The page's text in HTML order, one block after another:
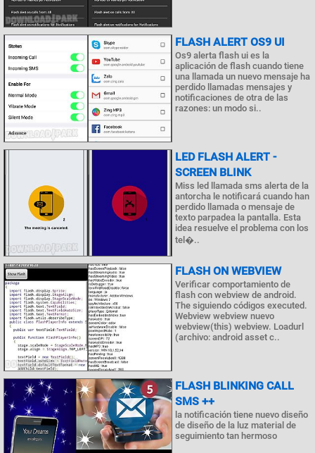
FLASH ALERT OS9 UI
Os9 alerta flash ui es la
aplicación de flash cuando tiene
una llamada un nuevo mensaje ha
perdido llamadas mensajes y
notificaciones de otra de las
razones: un modo si..
LED FLASH ALERT -
SCREEN BLINK
Miss led llamada sms alerta de la
antorcha le notificará cuando han
perdido llamada o mensaje de
texto parpadea la pantalla. Esta
idea resuelve el problema con los
tel�..
FLASH ON WEBVIEW
Verificar comportamiento de
flash con webview de android.
The siguiendo códigos executed.
Webview webview nuevo
webview(this) webview. Loadurl
(archivo: android asset c..
FLASH BLINKING CALL
SMS ++
la notificación tiene nuevo diseño
de diseño de la luz material de
seguimiento tan hermoso